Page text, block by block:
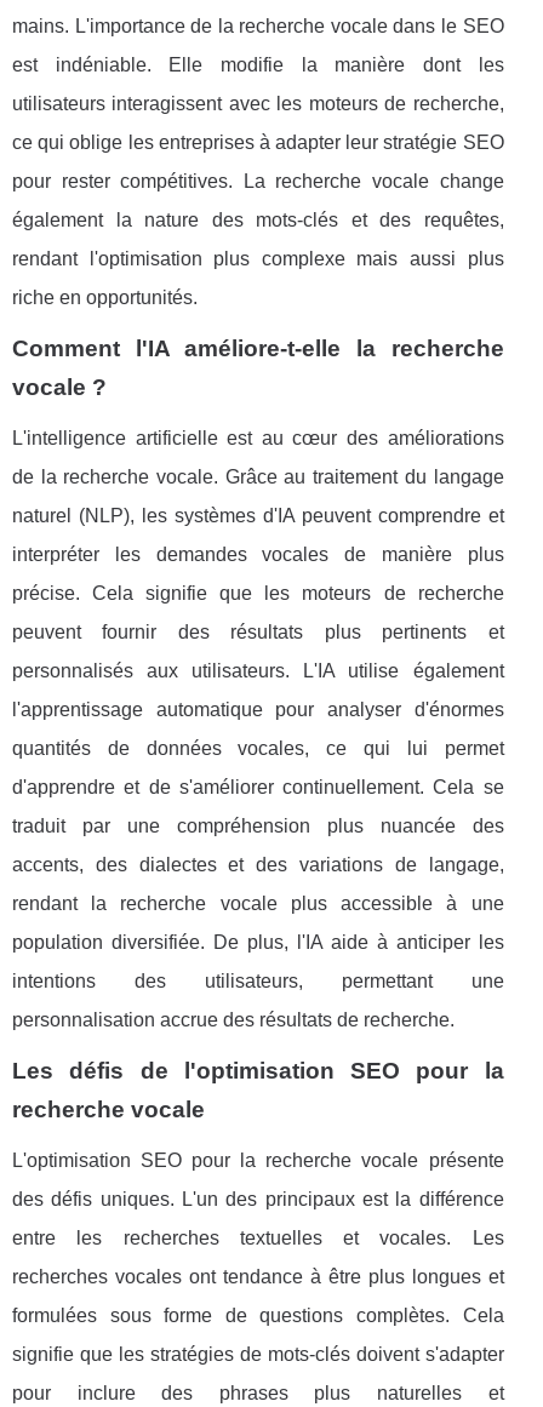
mains. L'importance de la recherche vocale dans le SEO
est indéniable. Elle modifie la manière dont les
utilisateurs interagissent avec les moteurs de recherche,
ce qui oblige les entreprises à adapter leur stratégie SEO
pour rester compétitives. La recherche vocale change
également la nature des mots-clés et des requêtes,
rendant l'optimisation plus complexe mais aussi plus
riche en opportunités.
Comment l'IA améliore-t-elle la recherche
vocale ?
L'intelligence artificielle est au cœur des améliorations
de la recherche vocale. Grâce au traitement du langage
naturel (NLP), les systèmes d'IA peuvent comprendre et
interpréter les demandes vocales de manière plus
précise. Cela signifie que les moteurs de recherche
peuvent fournir des résultats plus pertinents et
personnalisés aux utilisateurs. L'IA utilise également
l'apprentissage automatique pour analyser d'énormes
quantités de données vocales, ce qui lui permet
d'apprendre et de s'améliorer continuellement. Cela se
traduit par une compréhension plus nuancée des
accents, des dialectes et des variations de langage,
rendant la recherche vocale plus accessible à une
population diversifiée. De plus, l'IA aide à anticiper les
intentions des utilisateurs, permettant une
personnalisation accrue des résultats de recherche.
Les défis de l'optimisation SEO pour la
recherche vocale
L'optimisation SEO pour la recherche vocale présente
des défis uniques. L'un des principaux est la différence
entre les recherches textuelles et vocales. Les
recherches vocales ont tendance à être plus longues et
formulées sous forme de questions complètes. Cela
signifie que les stratégies de mots-clés doivent s'adapter
pour inclure des phrases plus naturelles et